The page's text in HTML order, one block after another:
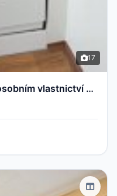
17
Prodej světlého bytu 2+1 v osobním vlastnictví – Ostrava, Dubina (ul. Jaroslava Misky)